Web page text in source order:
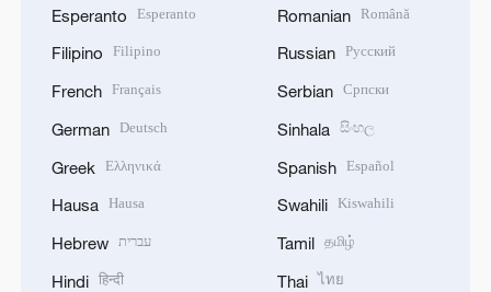
Esperanto Esperanto
Filipino Filipino
French Français
German Deutsch
Greek Ελληνικά
Hausa Hausa
Hebrew עברית
Hindi हिन्दी
Romanian Română
Russian Русский
Serbian Српски
Sinhala සිංහල
Spanish Español
Swahili Kiswahili
Tamil தமிழ்
Thai ไทย